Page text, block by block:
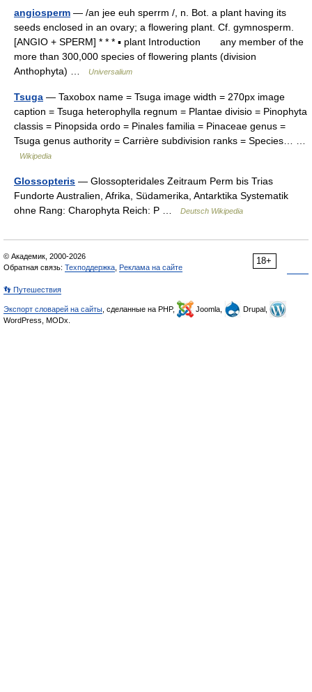
angiosperm — /an jee euh sperrm /, n. Bot. a plant having its
seeds enclosed in an ovary; a flowering plant. Cf. gymnosperm.
[ANGIO + SPERM] * * * ▪ plant Introduction any member of the
more than 300,000 species of flowering plants (division
Anthophyta) …
Universalium
Tsuga — Taxobox name = Tsuga image width = 270px image
caption = Tsuga heterophylla regnum = Plantae divisio = Pinophyta
classis = Pinopsida ordo = Pinales familia = Pinaceae genus =
Tsuga genus authority = Carrière subdivision ranks = Species… …
Wikipedia
Glossopteris — Glossopteridales Zeitraum Perm bis Trias
Fundorte Australien, Afrika, Südamerika, Antarktika Systematik
ohne Rang: Charophyta Reich: P …
Deutsch Wikipedia
18+
© Академик, 2000-2026
Обратная связь: Техподдержка Реклама на сайте
👣 Путешествия
Экспорт словарей на сайты , сделанные на PHP, Joomla,
Drupal,
WordPress, MODx.